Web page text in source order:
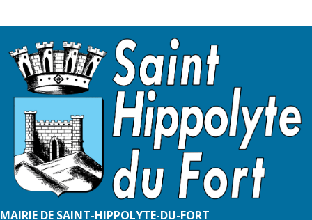
MAIRIE DE SAINT-HIPPOLYTE-DU-FORT